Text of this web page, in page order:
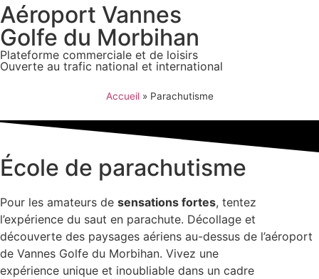
Aéroport Vannes
Golfe du Morbihan
Plateforme commerciale et de loisirs
Ouverte au trafic national et international
Accueil» Parachutisme
École de parachutisme
Pour les amateurs de sensations fortes, tentez
l’expérience du saut en parachute. Décollage et
découverte des paysages aériens au-dessus de l’aéroport
de Vannes Golfe du Morbihan. Vivez une
expérience unique et inoubliable dans un cadre